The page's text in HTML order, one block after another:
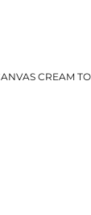
CREAM